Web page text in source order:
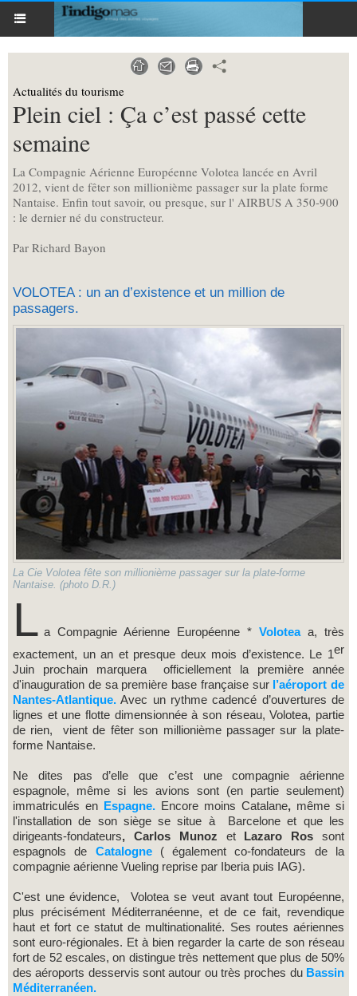
Actualités du tourisme
Plein ciel : Ça c’est passé cette
semaine
La Compagnie Aérienne Européenne Volotea lancée en Avril
2012, vient de fêter son millionième passager sur la plate forme
Nantaise. Enfin tout savoir, ou presque, sur l' AIRBUS A 350-900
: le dernier né du constructeur.
Par Richard Bayon
VOLOTEA : un an d’existence et un million de
passagers.
La Cie Volotea fête son millionième passager sur la plate-forme
Nantaise. (photo D.R.)
L a Compagnie Aérienne Européenne * Volotea a, très
exactement, un an et presque deux mois d’existence. Le 1er
Juin prochain marquera officiellement la première année
d'inauguration de sa première base française surl’aéroport de
Nantes-Atlantique. Avec un rythme cadencé d’ouvertures de
lignes et une flotte dimensionnée à son réseau, Volotea, partie
de rien, vient de fêter son millionième passager sur la plate-
forme Nantaise.
Ne dites pas d’elle que c’est une compagnie aérienne
espagnole, même si les avions sont (en partie seulement)
immatriculés en Espagne. Encore moins Catalane, même si
l'installation de son siège se situe à Barcelone et que les
dirigeants-fondateurs, Carlos Munoz et Lazaro Ros sont
espagnols de Catalogne ( également co-fondateurs de la
compagnie aérienne Vueling reprise par Iberia puis IAG).
C'est une évidence, Volotea se veut avant tout Européenne,
plus précisément Méditerranéenne, et de ce fait, revendique
haut et fort ce statut de multinationalité. Ses routes aériennes
sont euro-régionales. Et à bien regarder la carte de son réseau
fort de 52 escales, on distingue très nettement que plus de 50%
des aéroports desservis sont autour ou très proches duBassin
Méditerranéen.